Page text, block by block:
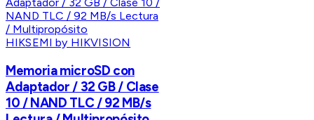
HIKSEMI by HIKVISION
Memoria microSD con
Adaptador / 32 GB / Clase
10 / NAND TLC / 92 MB/s